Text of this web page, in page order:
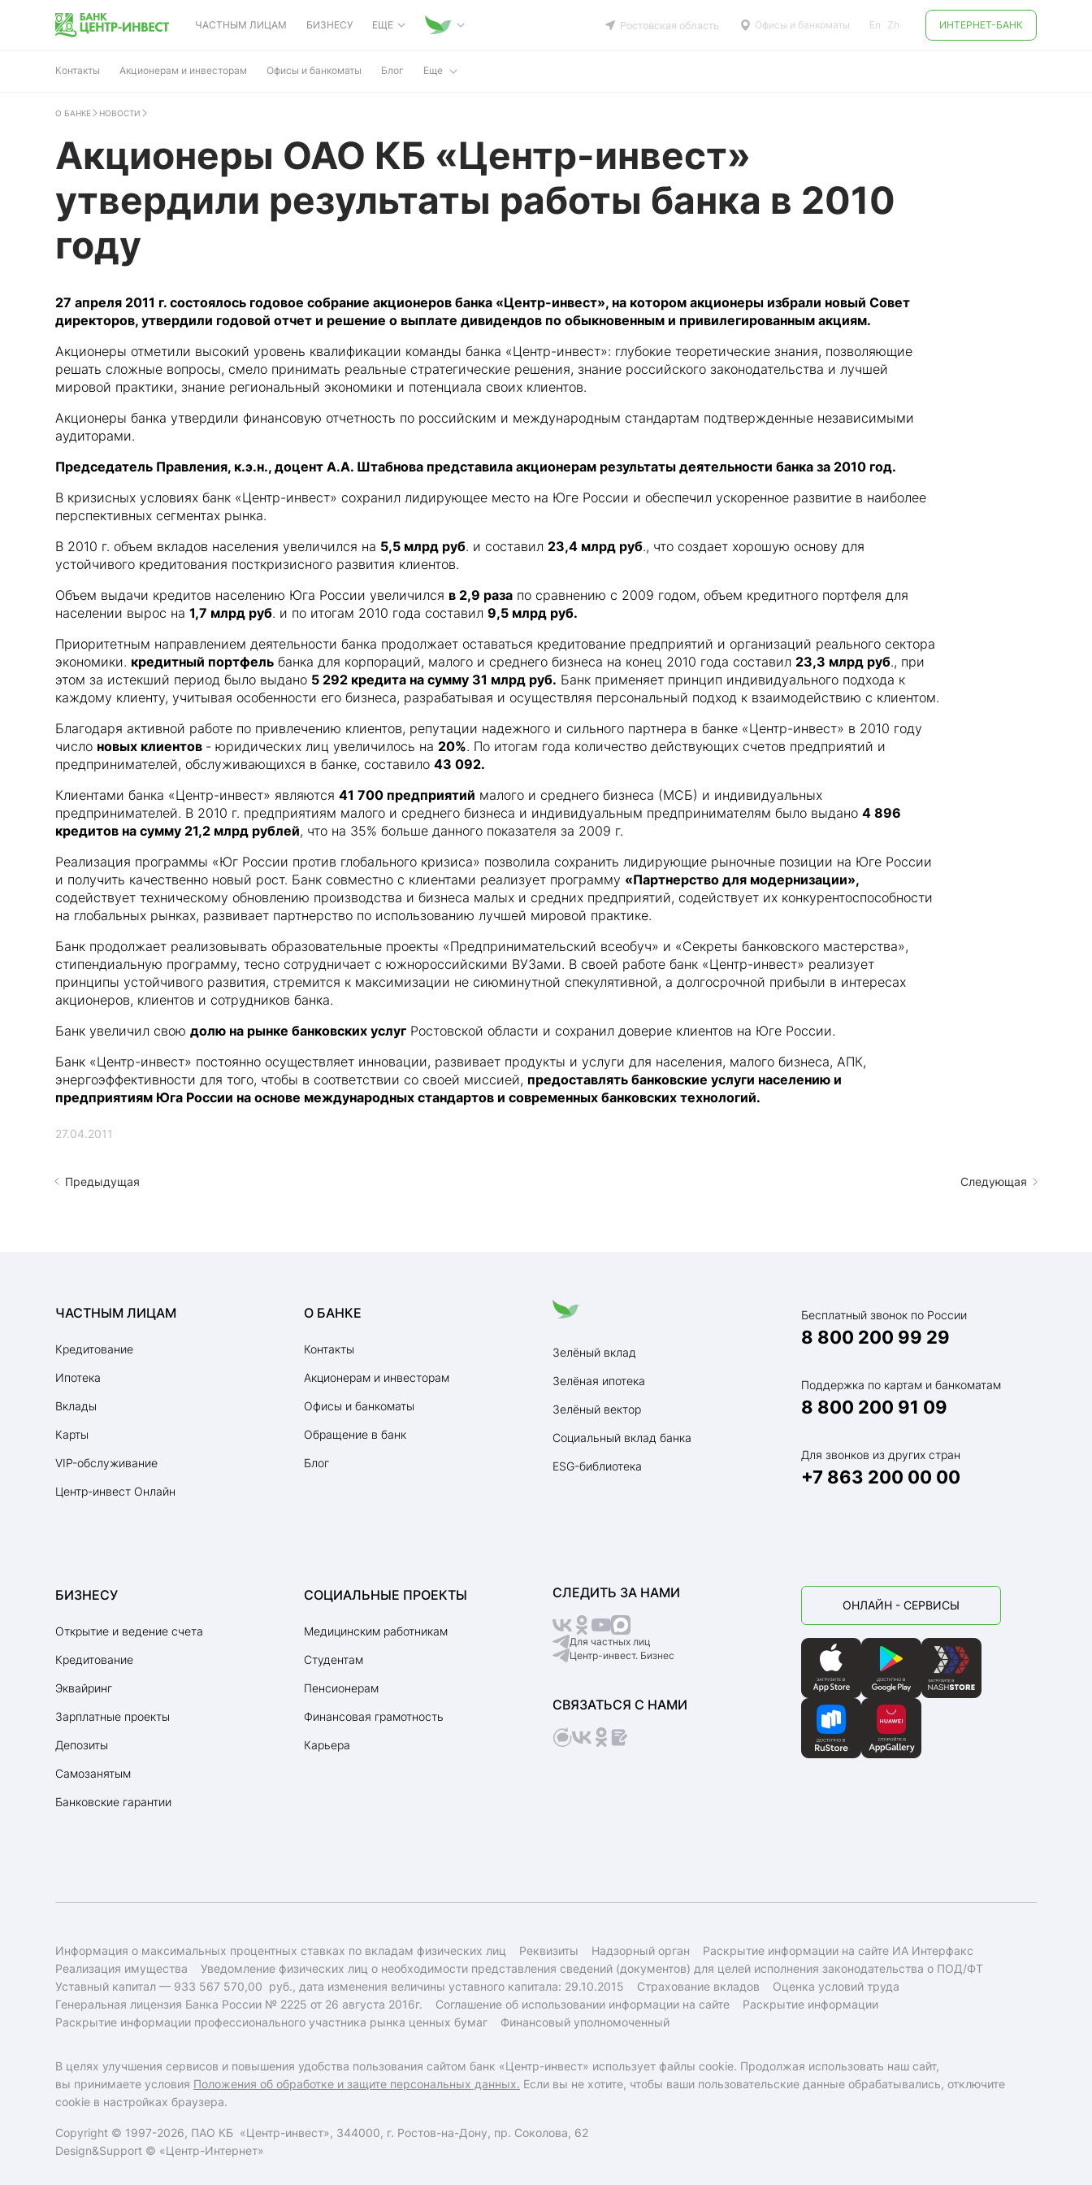
ЧАСТНЫМ ЛИЦАМ БИЗНЕСУ ЕЩЕ Ростовская область Офисы и банкоматы En Zh ИНТЕРНЕТ-БАНК
Контакты Акционерам и инвесторам Офисы и банкоматы Блог Еще
О БАНКЕ НОВОСТИ
Акционеры ОАО КБ «Центр-инвест»
утвердили результаты работы банка в 2010
году
27 апреля 2011 г. состоялось годовое собрание акционеров банка «Центр-инвест», на котором акционеры избрали новый Совет
директоров, утвердили годовой отчет и решение о выплате дивидендов по обыкновенным и привилегированным акциям.
Акционеры отметили высокий уровень квалификации команды банка «Центр-инвест»: глубокие теоретические знания, позволяющие
решать сложные вопросы, смело принимать реальные стратегические решения, знание российского законодательства и лучшей
мировой практики, знание региональный экономики и потенциала своих клиентов.
Акционеры банка утвердили финансовую отчетность по российским и международным стандартам подтвержденные независимыми
аудиторами.
Председатель Правления, к.э.н., доцент А.А. Штабнова представила акционерам результаты деятельности банка за 2010 год.
В кризисных условиях банк «Центр-инвест» сохранил лидирующее место на Юге России и обеспечил ускоренное развитие в наиболее
перспективных сегментах рынка.
В 2010 г. объем вкладов населения увеличился на 5,5 млрд руб. и составил 23,4 млрд руб., что создает хорошую основу для
устойчивого кредитования посткризисного развития клиентов.
Объем выдачи кредитов населению Юга России увеличился в 2,9 раза по сравнению с 2009 годом, объем кредитного портфеля для
населении вырос на 1,7 млрд руб. и по итогам 2010 года составил 9,5 млрд руб.
Приоритетным направлением деятельности банка продолжает оставаться кредитование предприятий и организаций реального сектора
экономики. кредитный портфель банка для корпораций, малого и среднего бизнеса на конец 2010 года составил 23,3 млрд руб., при
этом за истекший период было выдано 5 292 кредита на сумму 31 млрд руб. Банк применяет принцип индивидуального подхода к
каждому клиенту, учитывая особенности его бизнеса, разрабатывая и осуществляя персональный подход к взаимодействию с клиентом.
Благодаря активной работе по привлечению клиентов, репутации надежного и сильного партнера в банке «Центр-инвест» в 2010 году
число новых клиентов - юридических лиц увеличилось на 20%. По итогам года количество действующих счетов предприятий и
предпринимателей, обслуживающихся в банке, составило 43 092.
Клиентами банка «Центр-инвест» являются 41 700 предприятий малого и среднего бизнеса (МСБ) и индивидуальных
предпринимателей. В 2010 г. предприятиям малого и среднего бизнеса и индивидуальным предпринимателям было выдано 4 896
кредитов на сумму 21,2 млрд рублей, что на 35% больше данного показателя за 2009 г.
Реализация программы «Юг России против глобального кризиса» позволила сохранить лидирующие рыночные позиции на Юге России
и получить качественно новый рост. Банк совместно с клиентами реализует программу «Партнерство для модернизации»,
содействует техническому обновлению производства и бизнеса малых и средних предприятий, содействует их конкурентоспособности
на глобальных рынках, развивает партнерство по использованию лучшей мировой практике.
Банк продолжает реализовывать образовательные проекты «Предпринимательский всеобуч» и «Секреты банковского мастерства»,
стипендиальную программу, тесно сотрудничает с южнороссийскими ВУЗами. В своей работе банк «Центр-инвест» реализует
принципы устойчивого развития, стремится к максимизации не сиюминутной спекулятивной, а долгосрочной прибыли в интересах
акционеров, клиентов и сотрудников банка.
Банк увеличил свою долю на рынке банковских услуг Ростовской области и сохранил доверие клиентов на Юге России.
Банк «Центр-инвест» постоянно осуществляет инновации, развивает продукты и услуги для населения, малого бизнеса, АПК,
энергоэффективности для того, чтобы в соответствии со своей миссией, предоставлять банковские услуги населению и
предприятиям Юга России на основе международных стандартов и современных банковских технологий.
27.04.2011
Предыдущая Следующая
ЧАСТНЫМ ЛИЦАМ
Кредитование
Ипотека
Вклады
Карты
VIP-обслуживание
Центр-инвест Онлайн
БИЗНЕСУ
Открытие и ведение счета
Кредитование
Эквайринг
Зарплатные проекты
Депозиты
Самозанятым
Банковские гарантии
О БАНКЕ
Контакты
Акционерам и инвесторам
Офисы и банкоматы
Обращение в банк
Блог
СОЦИАЛЬНЫЕ ПРОЕКТЫ
Медицинским работникам
Студентам
Пенсионерам
Финансовая грамотность
Карьера
Зелёный вклад
Зелёная ипотека
Зелёный вектор
Социальный вклад банка
ESG-библиотека
СЛЕДИТЬ ЗА НАМИ
Для частных лиц
Центр-инвест. Бизнес
СВЯЗАТЬСЯ С НАМИ
Бесплатный звонок по России
8 800 200 99 29
Поддержка по картам и банкоматам
8 800 200 91 09
Для звонков из других стран
+7 863 200 00 00
ОНЛАЙН - СЕРВИСЫ
Информация о максимальных процентных ставках по вкладам физических лиц Реквизиты Надзорный орган
Раскрытие информации на сайте ИА Интерфакс
Реализация имущества
Уведомление физических лиц о необходимости представления сведений (документов) для целей исполнения законодательства о ПОД/ФТ
Уставный капитал — 933 567 570,00 руб., дата изменения величины уставного капитала: 29.10.2015
Страхование вкладов
Оценка условий труда
Генеральная лицензия Банка России № 2225 от 26 августа 2016г.
Соглашение об использовании информации на сайте
Раскрытие информации
Раскрытие информации профессионального участника рынка ценных бумаг
Финансовый уполномоченный
В целях улучшения сервисов и повышения удобства пользования сайтом банк «Центр-инвест» использует файлы cookie. Продолжая использовать наш сайт,
вы принимаете условия Положения об обработке и защите персональных данных. Если вы не хотите, чтобы ваши пользовательские данные обрабатывались, отключите
cookie в настройках браузера.
Copyright © 1997-2026, ПАО КБ «Центр-инвест», 344000, г. Ростов-на-Дону, пр. Соколова, 62
Design&Support © «Центр-Интернет»